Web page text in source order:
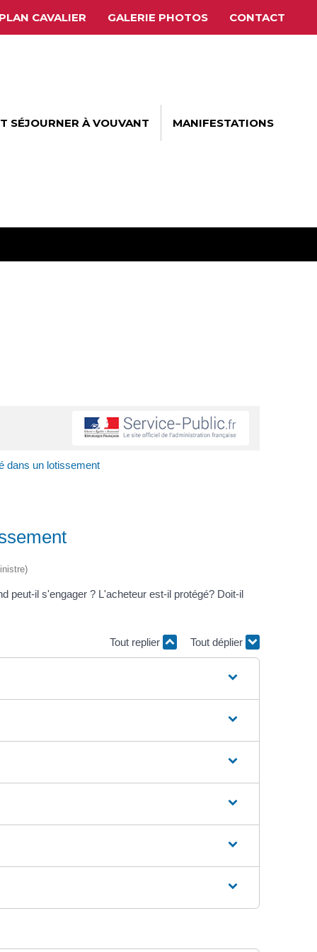
PLAN CAVALIER GALERIE PHOTOS CONTACT
SÉJOURNER À VOUVANT MANIFESTATIONS
dans un lotissement
peut-il s'engager ? L'acheteur est-il protégé? Doit-il
Tout replier Tout déplier